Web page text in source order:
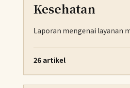
Kesehatan
Laporan mengenai layanan
26 artikel